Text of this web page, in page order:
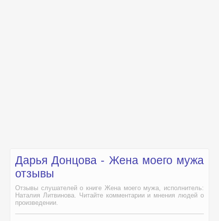
Дарья Донцова - Жена моего мужа
отзывы
Отзывы слушателей о книге Жена моего мужа, исполнитель:
Наталия Литвинова. Читайте комментарии и мнения людей о
произведении.